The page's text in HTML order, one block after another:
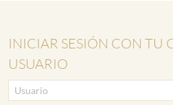
INICIAR SESIÓN CON TU
USUARIO